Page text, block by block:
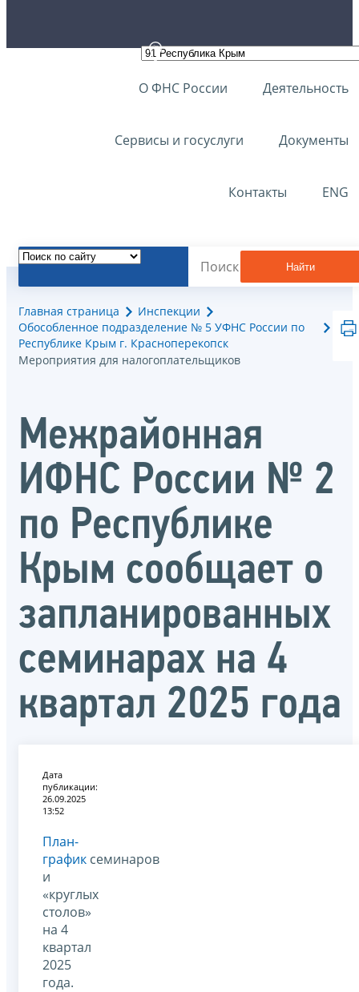
О ФНС России Деятельность
Сервисы и госуслуги Документы
Контакты ENG
Найти
Главная страница
Инспекции
Обособленное подразделение № 5 УФНС России по
Республике Крым г. Красноперекопск
Мероприятия для налогоплательщиков
Межрайонная
ИФНС России № 2
по Республике
Крым сообщает о
запланированных
семинарах на 4
квартал 2025 года
Дата
публикации:
26.09.2025
13:52
План-
график семинаров
и
«круглых
столов»
на 4
квартал
2025
года.